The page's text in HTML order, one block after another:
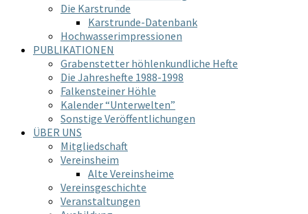
Die Karstrunde
Karstrunde-Datenbank
Hochwasserimpressionen
PUBLIKATIONEN
Grabenstetter höhlenkundliche Hefte
Die Jahreshefte 1988-1998
Falkensteiner Höhle
Kalender “Unterwelten”
Sonstige Veröffentlichungen
ÜBER UNS
Mitgliedschaft
Vereinsheim
Alte Vereinsheime
Vereinsgeschichte
Veranstaltungen